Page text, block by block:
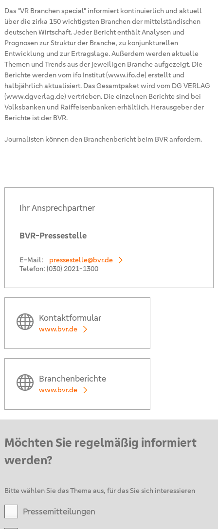
Das "VR Branchen special" informiert kontinuierlich und aktuell
über die zirka 150 wichtigsten Branchen der mittelständischen
deutschen Wirtschaft. Jeder Bericht enthält Analysen und
Prognosen zur Struktur der Branche, zu konjunkturellen
Entwicklung und zur Ertragslage. Außerdem werden aktuelle
Themen und Trends aus der jeweiligen Branche aufgezeigt. Die
Berichte werden vom ifo Institut (www.ifo.de) erstellt und
halbjährlich aktualisiert. Das Gesamtpaket wird vom DG VERLAG
(www.dgverlag.de) vertrieben. Die einzelnen Berichte sind bei
Volksbanken und Raiffeisenbanken erhältlich. Herausgeber der
Berichte ist der BVR.
Journalisten können den Branchenbericht beim BVR anfordern.
Ihr Ansprechpartner
BVR-Pressestelle
E-Mail:
pressestelle@bvr.de
Telefon: (030) 2021-1300
Kontaktformular
www.bvr.de
Branchenberichte
www.bvr.de
Möchten Sie regelmäßig informiert
werden?
Bitte wählen Sie das Thema aus, für das Sie sich interessieren
Pressemitteilungen